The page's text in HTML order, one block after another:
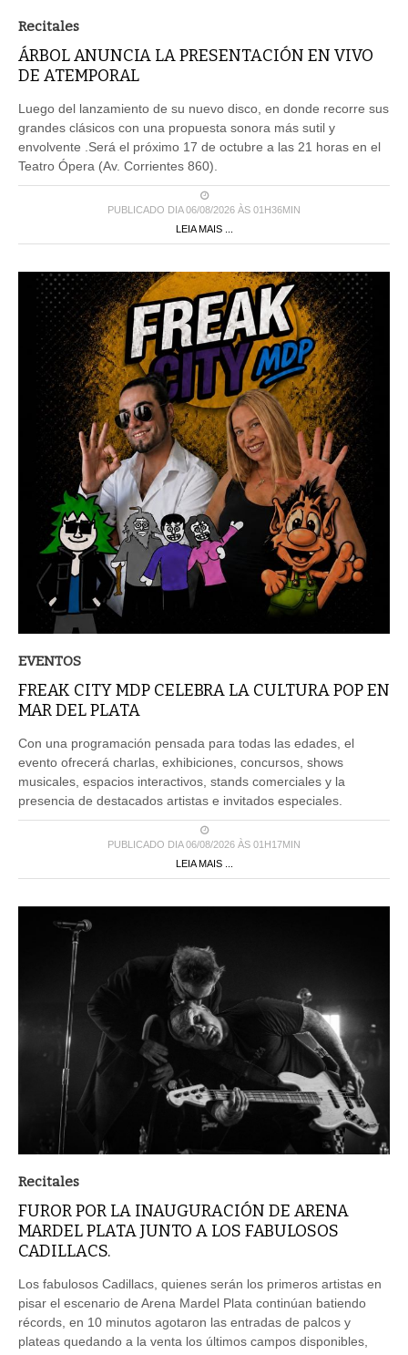
Recitales
ÁRBOL ANUNCIA LA PRESENTACIÓN EN VIVO
DE ATEMPORAL
Luego del lanzamiento de su nuevo disco, en donde recorre sus
grandes clásicos con una propuesta sonora más sutil y
envolvente .Será el próximo 17 de octubre a las 21 horas en el
Teatro Ópera (Av. Corrientes 860).
PUBLICADO DIA 06/08/2026 ÀS 01H36MIN
LEIA MAIS ...
EVENTOS
FREAK CITY MDP CELEBRA LA CULTURA POP EN
MAR DEL PLATA
Con una programación pensada para todas las edades, el
evento ofrecerá charlas, exhibiciones, concursos, shows
musicales, espacios interactivos, stands comerciales y la
presencia de destacados artistas e invitados especiales.
PUBLICADO DIA 06/08/2026 ÀS 01H17MIN
LEIA MAIS ...
Recitales
FUROR POR LA INAUGURACIÓN DE ARENA
MARDEL PLATA JUNTO A LOS FABULOSOS
CADILLACS.
Los fabulosos Cadillacs, quienes serán los primeros artistas en
pisar el escenario de Arena Mardel Plata continúan batiendo
récords, en 10 minutos agotaron las entradas de palcos y
plateas quedando a la venta los últimos campos disponibles,